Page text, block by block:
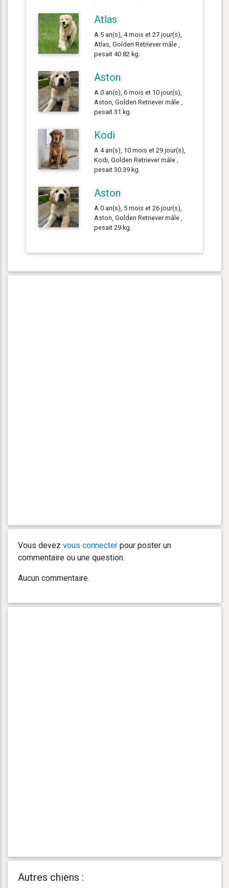
Atlas
A 5 an(s), 4 mois et 27 jour(s),
Atlas, Golden Retriever mâle ,
pesait 40.82 kg.
Aston
A 0 an(s), 6 mois et 10 jour(s),
Aston, Golden Retriever mâle ,
pesait 31 kg.
Kodi
A 4 an(s), 10 mois et 29 jour(s),
Kodi, Golden Retriever mâle ,
pesait 30.39 kg.
Aston
A 0 an(s), 5 mois et 26 jour(s),
Aston, Golden Retriever mâle ,
pesait 29 kg.
Vous devez vous connecter pour poster un
commentaire ou une question.
Aucun commentaire.
Autres chiens :